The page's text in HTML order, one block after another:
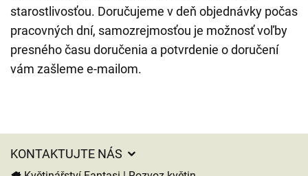
starostlivosťou. Doručujeme v deň objednávky počas
pracovných dní, samozrejmosťou je možnosť voľby
presného času doručenia a potvrdenie o doručení
vám zašleme e-mailom.
KONTAKTUJTE NÁS